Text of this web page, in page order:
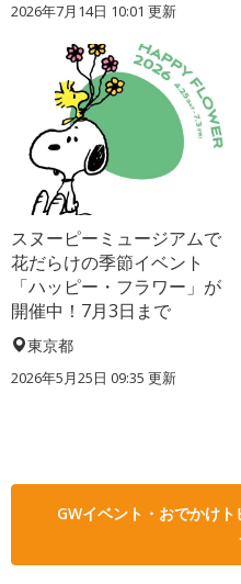
2026年7月14日 10:01 更新
スヌーピーミュージアムで
花だらけの季節イベント
「ハッピー・フラワー」が
開催中！7月3日まで
東京都
2026年5月25日 09:35 更新
GWイベント・おでかけ